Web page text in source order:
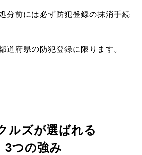
分前には必ず防犯登録の抹消手続
道府県の防犯登録に限ります。
ルズが選ばれる
3つの強み